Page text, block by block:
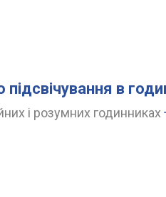
в
і розумних годинниках